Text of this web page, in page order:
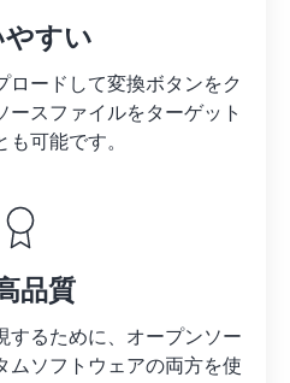
すい
ロードして変換ボタンをク
ースファイルをターゲット
可能です。
品質
するために、オープンソー
ムソフトウェアの両方を使